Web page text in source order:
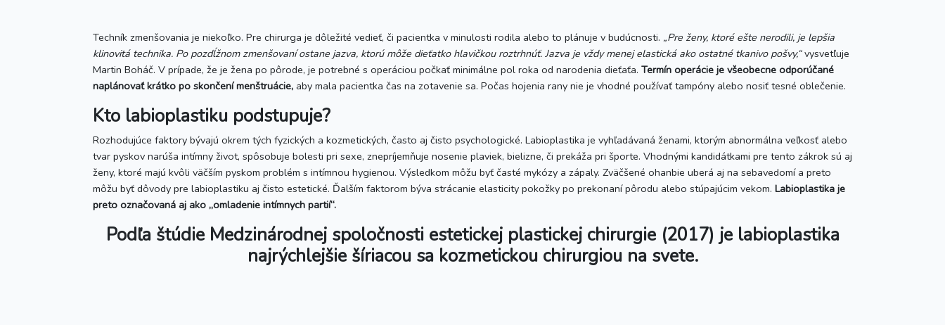
Techník zmenšovania je niekoľko. Pre chirurga je dôležité vedieť, či pacientka v minulosti rodila alebo to plánuje v budúcnosti. „Pre ženy, ktoré ešte nerodili, je lepšia
klinovitá technika. Po pozdĺžnom zmenšovaní ostane jazva, ktorú môže dieťatko hlavičkou roztrhnúť. Jazva je vždy menej elastická ako ostatné tkanivo pošvy,“vysvetľuje
Martin Boháč. V prípade, že je žena po pôrode, je potrebné s operáciou počkať minimálne pol roka od narodenia dieťaťa. Termín operácie je všeobecne odporúčané
naplánovať krátko po skončení menštruácie, aby mala pacientka čas na zotavenie sa. Počas hojenia rany nie je vhodné používať tampóny alebo nosiť tesné oblečenie.
Kto labioplastiku podstupuje?
Rozhodujúce faktory bývajú okrem tých fyzických a kozmetických, často aj čisto psychologické. Labioplastika je vyhľadávaná ženami, ktorým abnormálna veľkosť alebo
tvar pyskov narúša intímny život, spôsobuje bolesti pri sexe, znepríjemňuje nosenie plaviek, bielizne, či prekáža pri športe. Vhodnými kandidátkami pre tento zákrok sú aj
ženy, ktoré majú kvôli väčším pyskom problém s intímnou hygienou. Výsledkom môžu byť časté mykózy a zápaly. Zväčšené ohanbie uberá aj na sebavedomí a preto
môžu byť dôvody pre labioplastiku aj čisto estetické. Ďalším faktorom býva strácanie elasticity pokožky po prekonaní pôrodu alebo stúpajúcim vekom. Labioplastika je
preto označovaná aj ako „omladenie intímnych partií“.
Podľa štúdie Medzinárodnej spoločnosti estetickej plastickej chirurgie (2017) je labioplastika
najrýchlejšie šíriacou sa kozmetickou chirurgiou na svete.